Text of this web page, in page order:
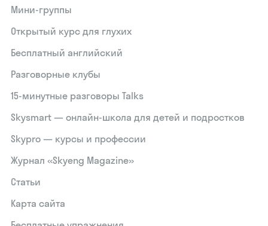
Мини-группы
Открытый курс для глухих
Бесплатный английский
Разговорные клубы
15‑минутные разговоры Talks
Skysmart — онлайн-школа для детей и подростков
Skypro — курсы и профессии
Журнал «Skyeng Magazine»
Статьи
Карта сайта